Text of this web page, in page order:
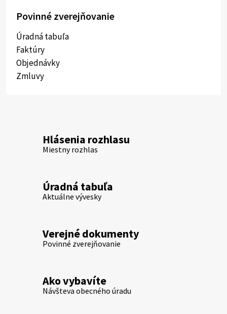
Povinné zverejňovanie
Úradná tabuľa
Faktúry
Objednávky
Zmluvy
Hlásenia rozhlasu
Miestny rozhlas
Úradná tabuľa
Aktuálne vývesky
Verejné dokumenty
Povinné zverejňovanie
Ako vybavíte
Návšteva obecného úradu